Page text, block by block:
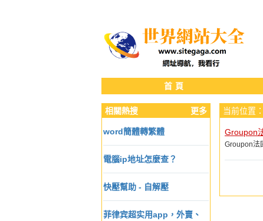
首頁
更多
相關熱搜
word簡體轉繁體
電腦ip地址怎麼查？
快壓幫助 - 自解壓
菲律宾超实用app，外賣、
当前位置：
Groupon
Groupon法